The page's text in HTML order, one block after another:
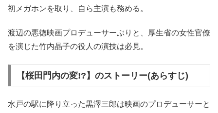
初メガホンを取り、自ら主演も務める。
渡辺の悪徳映画プロデューサーぶりと、厚生省の女性官僚
を演じた竹内晶子の役人の演技は必見。
【桜田門内の変!?】のストーリー(あらすじ)
水戸の駅に降り立った黒澤三郎は映画のプロデューサーと